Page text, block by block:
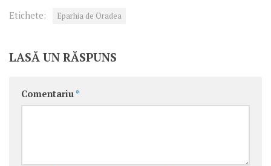
Etichete: Eparhia de Oradea
LASĂ UN RĂSPUNS
Comentariu *